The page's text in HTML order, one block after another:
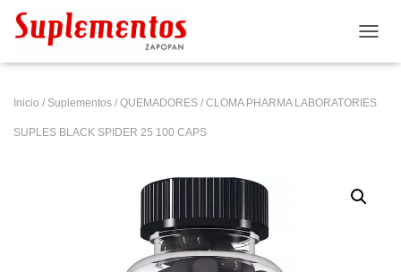
Inicio / Suplementos / QUEMADORES / CLOMA PHARMA LABORATORIES
SUPLES BLACK SPIDER 25 100 CAPS